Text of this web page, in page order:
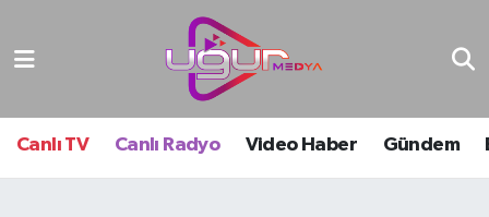
Canlı TV Canlı Radyo Video Haber Gündem
Nöbetçi Eczaneler
Hava Durumu